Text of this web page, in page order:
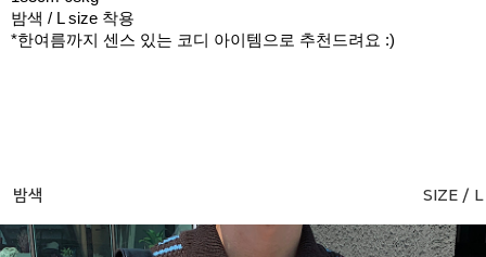
밤색 / L size 착용
*한여름까지 센스 있는 코디 아이템으로 추천드려요 :)
밤색 SIZE / L